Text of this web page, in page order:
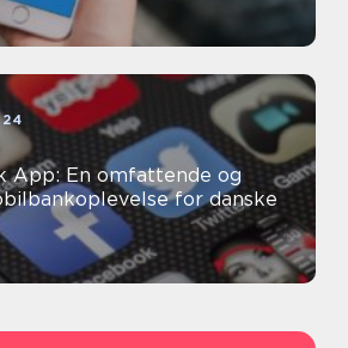
App: En omfattende og
for danske